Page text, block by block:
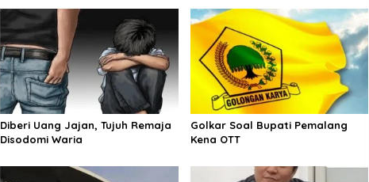
Diberi Uang Jajan, Tujuh Remaja
Disodomi Waria
Golkar Soal Bupati Pemalang
Kena OTT